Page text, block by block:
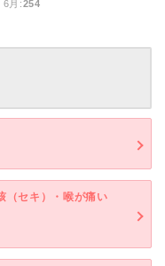
月:254
（セキ）・喉が痛い